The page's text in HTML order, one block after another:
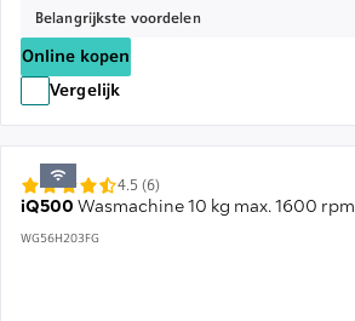
Belangrijkste voordelen
Online kopen
Vergelijk
iQ500 Wasmachine 10 kg max. 1600 rpm
WG56H203FG
4.5 (6)